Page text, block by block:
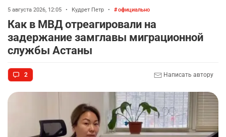
2326 1 16
9
🩷 🚛 Wildberries построит склады в Астане и
Алматы. Почему это важно для логистики
Казахстана
10
футбольной академии в Астане
2
5 августа 2026, 12:05 • Кудрет Петр • официально
Как в МВД отреагировали на
задержание замглавы миграционной
службы Астаны
2 Написать автору